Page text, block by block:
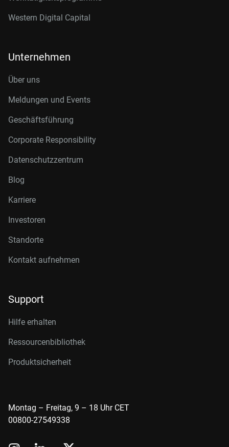
Western Digital Capital
Unternehmen
Über uns
Meldungen und Events
Geschäftsführung
Corporate Responsibility
Datenschutzzentrum
Blog
Karriere
Investoren
Standorte
Kontakt aufnehmen
Support
Hilfe erhalten
Ressourcenbibliothek
Produktsicherheit
Montag – Freitag, 9 – 18 Uhr CET
00800-27549338